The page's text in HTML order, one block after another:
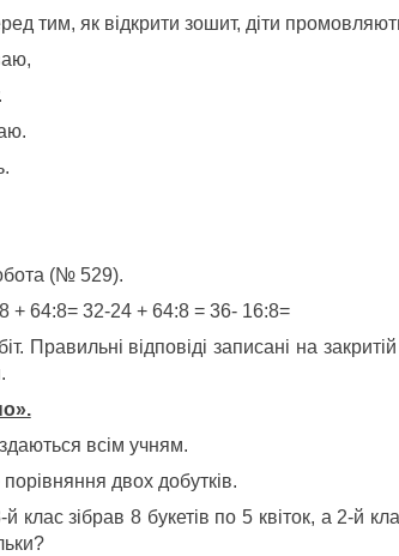
тим, як відкрити зошит, діти
(№ 529).
56:8 + 64:8= 32-24 + 64:8 = 36-
Правильні відповіді записані на
всім учням.
двох добутків.
й клас зібрав 8 букетів по 5 квіток, а 2-й